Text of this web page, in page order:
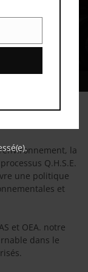
la
Q.H.S.E.
une politique
et
et OEA. notre
dans le